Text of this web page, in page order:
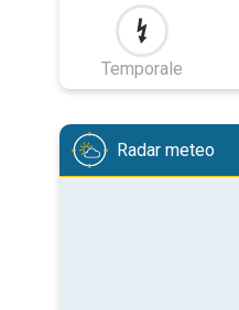
Temporale
Radar meteo